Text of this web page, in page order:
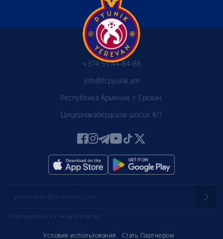
Условия использования Стать Партнером
+374 55 44-84-88
info@fcpyunik.am
Республика Армения, г. Ереван,
Цицернакабердское шоссе 4/7
Подпишитесь на нашу рассылку